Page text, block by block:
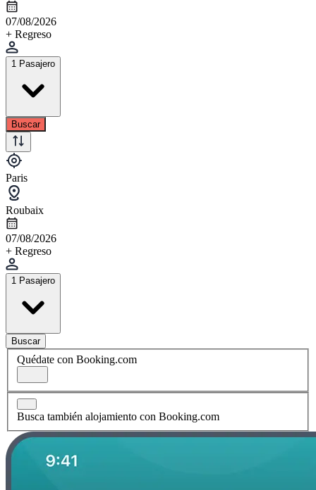
07/08/2026
+ Regreso
1 Pasajero
Buscar
Paris
Roubaix
07/08/2026
+ Regreso
1 Pasajero
Buscar
Quédate con Booking.com
Busca también alojamiento con Booking.com